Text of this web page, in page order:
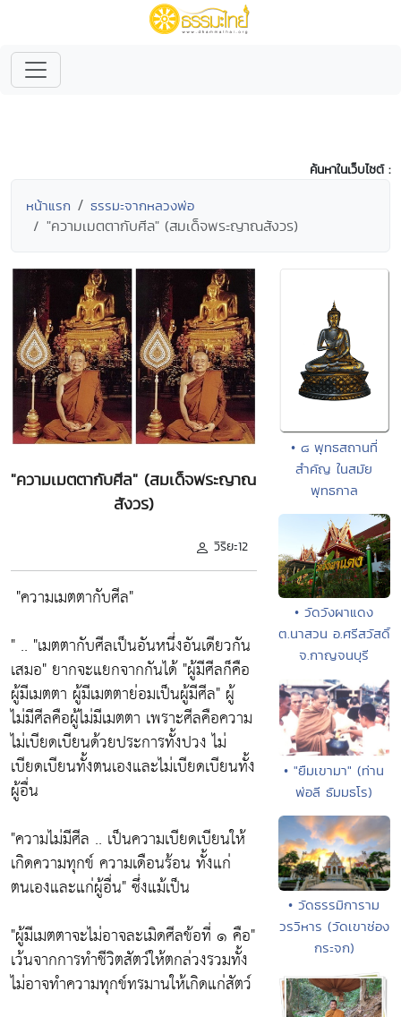
ค้นหาในเว็บไซต์ :
หน้าแรก ธรรมะจากหลวงพ่อ
"ความเมตตากับศีล" (สมเด็จพระญาณสังวร)
"ความเมตตากับศีล" (สมเด็จพระญาณ
สังวร)
วิริยะ12
"ความเมตตากับศีล"
" .. "เมตตากับศีลเป็นอันหนึ่งอันเดียวกัน
เสมอ" ยากจะแยกจากกันได้"ผู้มีศีลก็คือ
ผู้มีเมตตา ผู้มีเมตตาย่อมเป็นผู้มีศีล" ผู้
ไม่มีศีลคือผู้ไม่มีเมตตา เพราะศีลคือความ
ไม่เบียดเบียนด้วยประการทั้งปวง ไม่
เบียดเบียนทั้งตนเองและไม่เบียดเบียนทั้ง
ผู้อื่น
"ความไม่มีศีล .. เป็นความเบียดเบียนให้
เกิดความทุกข์ ความเดือนร้อน ทั้งแก่
ตนเองและแก่ผู้อื่น"ซึ่งแม้เป็น
"ผู้มีเมตตาจะไม่อาจละเมิดศีลข้อที่ ๑ คือ"
เว้นจากการทำชีวิตสัตว์ให้ตกล่วงรวมทั้ง
ไม่อาจทำความทุกข์ทรมานให้เกิดแก่สัตว์
• ๘ พุทธสถานที่
สำคัญ ในสมัย
พุทธกาล
• วัดวังผาแดง
ต.นาสวน อ.ศรีสวัสดิ์
จ.กาญจนบุรี
• "ยืมเขามา" (ท่าน
พ่อลี ธัมมธโร)
• วัดธรรมิการาม
วรวิหาร (วัดเขาช่อง
กระจก)